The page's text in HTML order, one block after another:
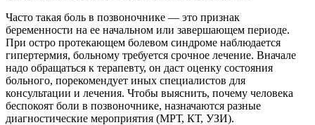
Часто такая боль в позвоночнике — это признак
беременности на ее начальном или завершающем периоде.
При остро протекающем болевом синдроме наблюдается
гипертермия, больному требуется срочное лечение. Вначале
надо обращаться к терапевту, он даст оценку состояния
больного, порекомендует иных специалистов для
консультации и лечения. Чтобы выяснить, почему человека
беспокоят боли в позвоночнике, назначаются разные
диагностические мероприятия (МРТ, КТ, УЗИ).